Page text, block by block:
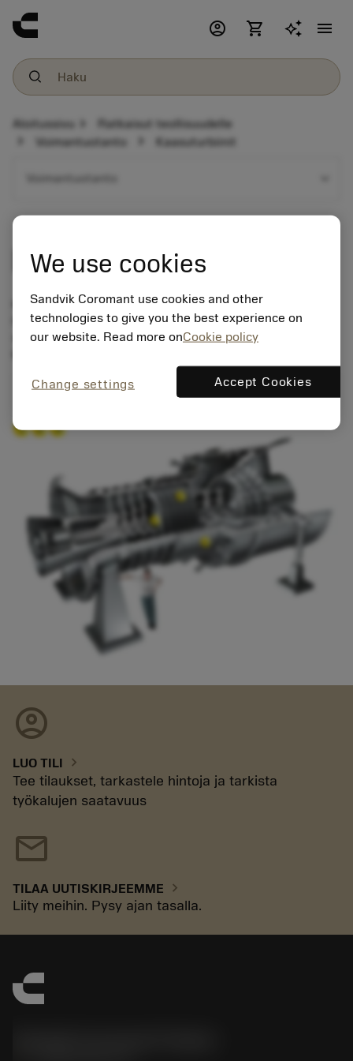
account_circle shopping_cart menu
Aloitussivu chevron_right Ratkaisut teollisuudelle
Voimantuotanto Kaasuturbiinit
Kaasuturbiinit
Kaasuturbiineja käytetään maakaasuvoimaloissa tai
hiilestä tai muista fossiilisista polttoaineista saatavaa
synteettistä kaasua käyttävissä
account_circle
LUO TILI chevron_right
Tee tilaukset, tarkastele hintoja ja tarkista
työkalujen saatavuus
mail
TILAA UUTISKIRJEEMME chevron_right
Liity meihin. Pysy ajan tasalla.
We use cookies
Sandvik Coromant use cookies and other
technologies to give you the best experience on
our website. Read more onCookie policy
Change settings Accept Cookies